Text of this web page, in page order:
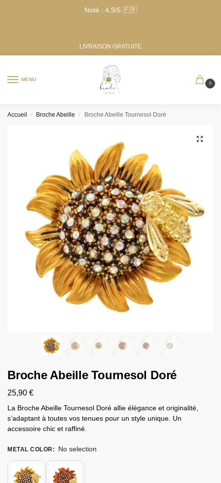
Noté : 4,9/5 🇫🇷
LIVRAISON GRATUITE
MENU
0
Accueil / Broche Abeille / Broche Abeille Tournesol Doré
Broche Abeille Tournesol Doré
25,90 €
La Broche Abeille Tournesol Doré allie élégance et originalité,
s’adaptant à toutes vos tenues pour un style unique. Un
accessoire chic et raffiné.
METAL COLOR : No selection